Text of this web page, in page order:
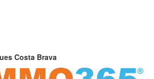
Costa Brava